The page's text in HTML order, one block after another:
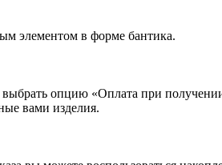
элементом в форме бантика.
опцию «Оплата при
вами изделия.